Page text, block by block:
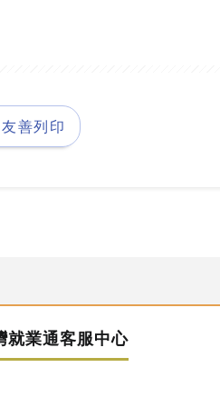
友善列印
就業通客服中心